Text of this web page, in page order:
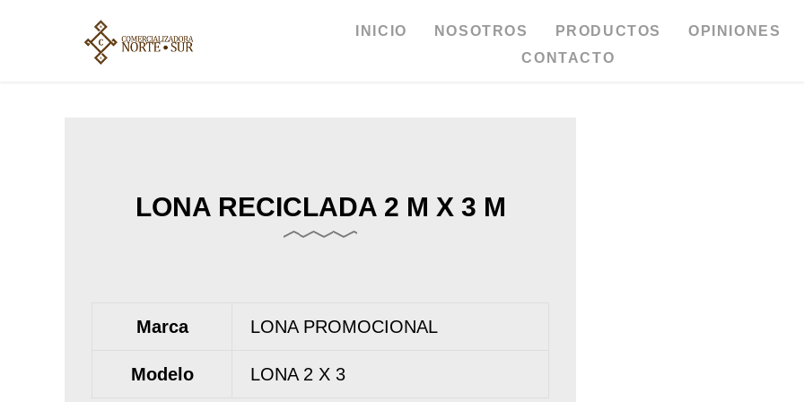
INICIO NOSOTROS PRODUCTOS
OPINIONES
CONTACTO
LONA RECICLADA 2 M X 3 M
Marca LONA PROMOCIONAL
Modelo LONA 2 X 3